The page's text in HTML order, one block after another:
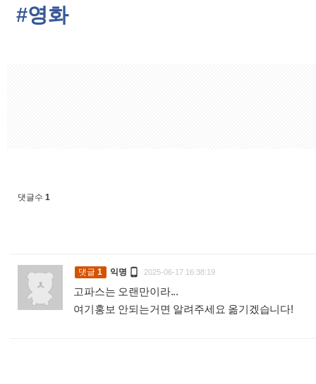
#영화
댓글수 1
댓글 1 익명  2025-06-17 16:38:19
고파스는 오랜만이라...
여기홍보 안되는거면 알려주세요 옮기겠습니다!